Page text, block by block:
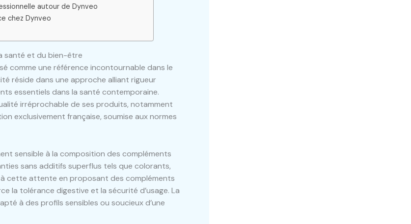
autour de Dynveo
chez Dynveo
santé et du bien-être
comme une référence incontournable dans le
réside dans une approche alliant rigueur
essentiels dans la santé contemporaine.
irréprochable de ses produits, notamment
exclusivement française, soumise aux normes
sensible à la composition des compléments
sans additifs superflus tels que colorants,
cette attente en proposant des compléments
la tolérance digestive et la sécurité d’usage. La
à des profils sensibles ou soucieux d’une